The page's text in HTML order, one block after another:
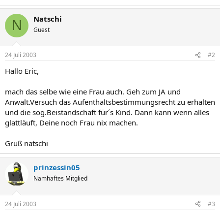
N Natschi
Guest
24 Juli 2003 #2
Hallo Eric,
mach das selbe wie eine Frau auch. Geh zum JA und
Anwalt.Versuch das Aufenthaltsbestimmungsrecht zu erhalten
und die sog.Beistandschaft für´s Kind. Dann kann wenn alles
glattläuft, Deine noch Frau nix machen.
Gruß natschi
prinzessin05
Namhaftes Mitglied
24 Juli 2003 #3